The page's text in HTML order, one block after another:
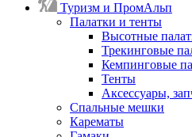
Туризм и ПромАльп
Палатки и тенты
Высотные
Трекинговые
Кемпинговые
Тенты
Аксессуары,
Спальные мешки
Карематы